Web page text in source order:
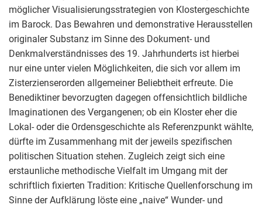
möglicher Visualisierungsstrategien von Klostergeschichte
im Barock. Das Bewahren und demonstrative Herausstellen
originaler Substanz im Sinne des Dokument- und
Denkmalverständnisses des 19. Jahrhunderts ist hierbei
nur eine unter vielen Möglichkeiten, die sich vor allem im
Zisterzienserorden allgemeiner Beliebtheit erfreute. Die
Benediktiner bevorzugten dagegen offensichtlich bildliche
Imaginationen des Vergangenen; ob ein Kloster eher die
Lokal- oder die Ordensgeschichte als Referenzpunkt wählte,
dürfte im Zusammenhang mit der jeweils spezifischen
politischen Situation stehen. Zugleich zeigt sich eine
erstaunliche methodische Vielfalt im Umgang mit der
schriftlich fixierten Tradition: Kritische Quellenforschung im
Sinne der Aufklärung löste eine „naive“ Wunder- und